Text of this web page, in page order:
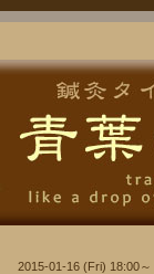
2015-01-16 (Fri) 18:00～